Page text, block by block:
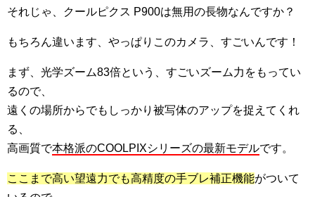
それじゃ、クールピクス P900は無用の長物なんですか？
もちろん違います、やっぱりこのカメラ、すごいんです！
まず、光学ズーム83倍という、すごいズーム力をもってい
るので、
遠くの場所からでもしっかり被写体のアップを捉えてくれ
る、
高画質で本格派のCOOLPIXシリーズの最新モデルです。
ここまで高い望遠力でも高精度の手ブレ補正機能がついて